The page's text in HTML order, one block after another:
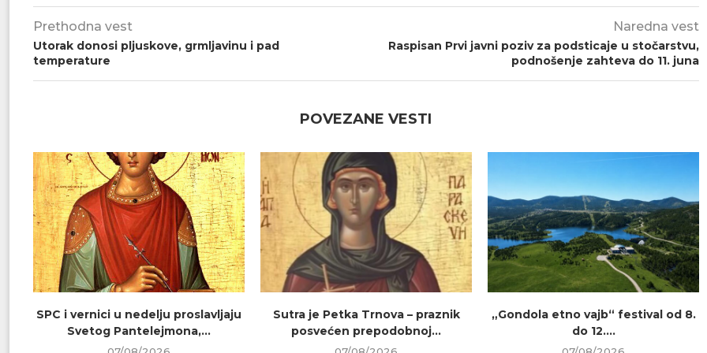
Prethodna vest
Utorak donosi pljuskove, grmljavinu i pad
temperature
Naredna vest
Raspisan Prvi javni poziv za podsticaje u stočarstvu,
podnošenje zahteva do 11. juna
POVEZANE VESTI
SPC i vernici u nedelju proslavljaju
Svetog Pantelejmona,...
Sutra je Petka Trnova – praznik
posvećen prepodobnoj...
„Gondola etno vajb“ festival od 8.
do 12....